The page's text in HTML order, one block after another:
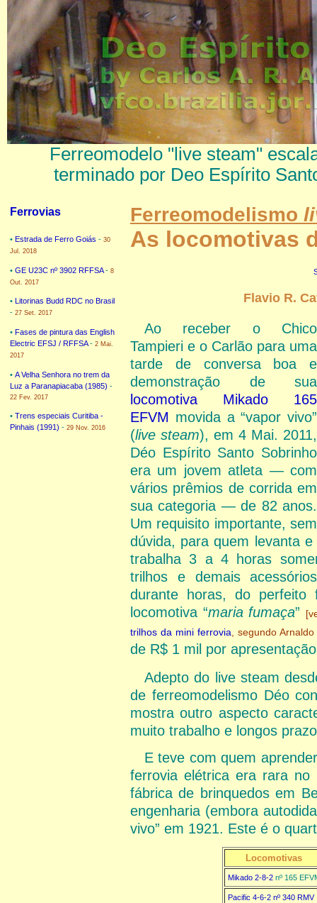
Ferreomodelo "live steam"
terminado por Deo Espírito
Ferrovias
• Estrada de Ferro Goiás - 30
Jul. 2018
• GE U23C nº 3902 RFFSA- 8
Out. 2017
•
Litorinas Budd RDC no Brasil
- 27 Set. 2017
• Fases de pintura das English
Electric EFSJ / RFFSA- 2 Mai.
2017
• A Velha Senhora no trem da
Luz a Paranapiacaba (1985) -
22 Fev. 2017
• Trens especiais Curitiba -
Pinhais (1991) - 29 Nov. 2016
Ferreomodelismo
As locomotivas
Flavio R.
Ao receber o Chico
Tampieri e o Carlão para uma
tarde de conversa boa e
demonstração de sua
locomotiva Mikado 165
EFVM movida a “vapor vivo”
(live steam), em 4 Mai. 2011,
Déo Espírito Santo Sobrinho
era um jovem atleta — com
vários prêmios de corrida em
sua categoria — de 82 anos.
Um requisito importante, sem
dúvida, para quem levanta
trabalha 3 a 4 horas
trilhos e demais
durante horas, do perfeito
locomotiva “maria fumaça”
trilhos da mini ferrovia , segundo
de R$ 1 mil por
Adepto do live steam
de ferreomodelismo Déo
mostra outro aspecto
muito trabalho e longos
E teve com quem
ferrovia elétrica era rara
fábrica de brinquedos em
engenharia (embora
vivo” em 1921. Este é o
Locomotivas
Mikado 2-8-2nº 165
Pacific 4-6-2 nº 340 RMV